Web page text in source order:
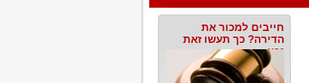
חייבים למכור את
הדירה? כך תעשו זאת
נכון